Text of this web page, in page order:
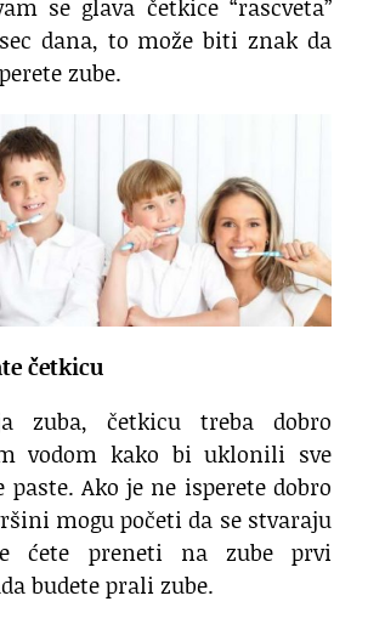
se glava četkice “rascveta”
dana, to može biti znak da
zube.
četkicu
zuba, četkicu treba dobro
vodom kako bi uklonili sve
paste. Ako je ne isperete dobro
mogu početi da se stvaraju
ćete preneti na zube prvi
budete prali zube.